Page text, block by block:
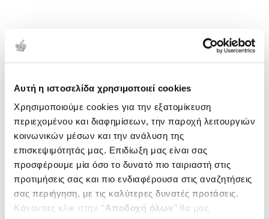
Αυτή η ιστοσελίδα χρησιμοποιεί cookies
Χρησιμοποιούμε cookies για την εξατομίκευση
περιεχομένου και διαφημίσεων, την παροχή λειτουργιών
κοινωνικών μέσων και την ανάλυση της
επισκεψιμότητάς μας. Επιδίωξη μας είναι σας
προσφέρουμε μία όσο το δυνατό πιο ταιριαστή στις
προτιμήσεις σας και πιο ενδιαφέρουσα στις αναζητήσεις
σας περιήγηση, με τις καλύτερες δυνατές προτάσεις.
Κάνοντας κλικ στην ‘’Αποδοχή όλων’’ θα μας